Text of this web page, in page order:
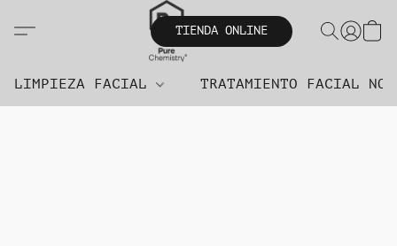
TIENDA ONLINE
LIMPIEZA FACIAL TRATAMIENTO FACIAL